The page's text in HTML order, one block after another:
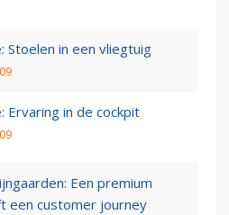
Stoelen in een vliegtuig
Ervaring in de cockpit
Een premium
een customer journey